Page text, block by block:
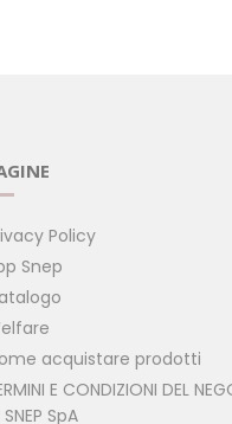
Policy
Snep
acquistare prodotti
E CONDIZIONI DEL
SpA